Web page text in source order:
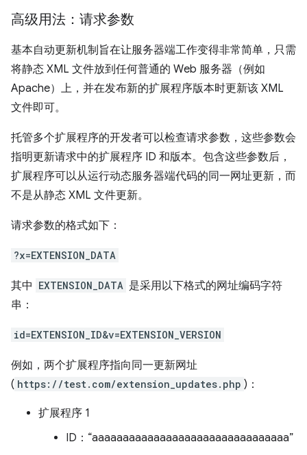
高级用法：请求参数
基本自动更新机制旨在让服务器端工作变得非常简单，只需
将静态 XML 文件放到任何普通的 Web 服务器（例如
Apache）上，并在发布新的扩展程序版本时更新该 XML
文件即可。
托管多个扩展程序的开发者可以检查请求参数，这些参数会
指明更新请求中的扩展程序 ID 和版本。包含这些参数后，
扩展程序可以从运行动态服务器端代码的同一网址更新，而
不是从静态 XML 文件更新。
请求参数的格式如下：
?x=EXTENSION_DATA
其中 EXTENSION_DATA 是采用以下格式的网址编码字符
串：
id=EXTENSION_ID&v=EXTENSION_VERSION
例如，两个扩展程序指向同一更新网址
( https://test.com/extension_updates.php )：
扩展程序 1
ID：“aaaaaaaaaaaaaaaaaaaaaaaaaaaaaaaa”